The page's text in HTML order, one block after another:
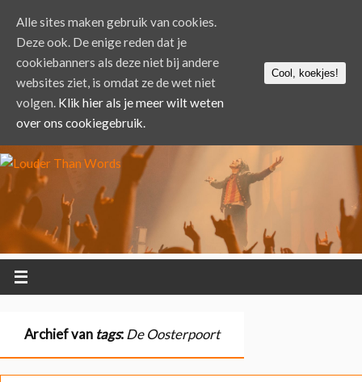
Archief van tags:De Oosterpoort
Alle sites maken gebruik van cookies.
Deze ook. De enige reden dat je
cookiebanners als deze niet bij andere
websites ziet, is omdat ze de wet niet
volgen. Klik hier als je meer wilt weten
over ons cookiegebruik.
Cool, koekjes!